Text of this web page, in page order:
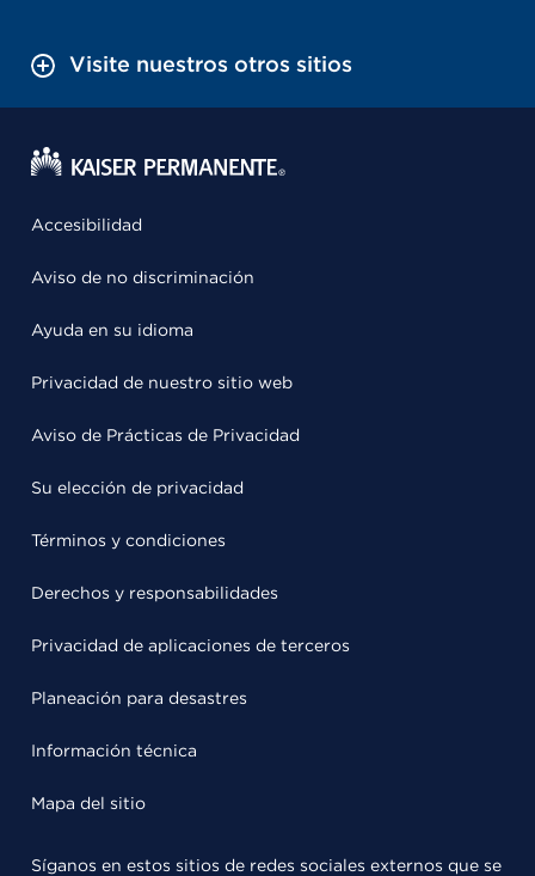
Visite nuestros otros sitios
Accesibilidad
Aviso de no discriminación
Ayuda en su idioma
Privacidad de nuestro sitio web
Aviso de Prácticas de Privacidad
Su elección de privacidad
Términos y condiciones
Derechos y responsabilidades
Privacidad de aplicaciones de terceros
Planeación para desastres
Información técnica
Mapa del sitio
Síganos en estos sitios de redes sociales externos que se